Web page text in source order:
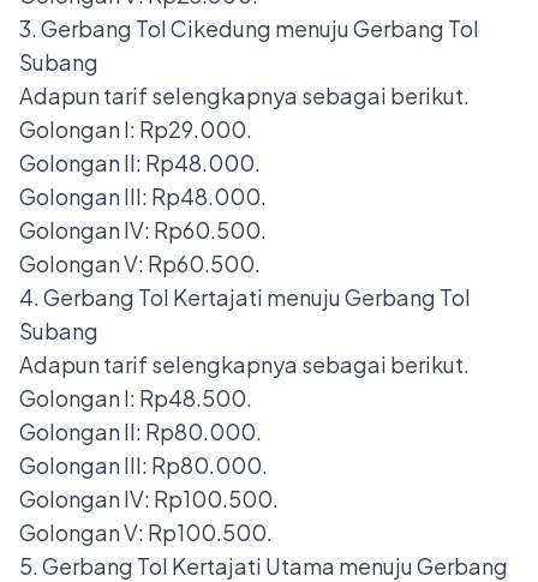
3. Gerbang Tol Cikedung menuju Gerbang Tol
Subang
Adapun tarif selengkapnya sebagai berikut.
Golongan I: Rp29.000.
Golongan II: Rp48.000.
Golongan III: Rp48.000.
Golongan IV: Rp60.500.
Golongan V: Rp60.500.
4. Gerbang Tol Kertajati menuju Gerbang Tol
Subang
Adapun tarif selengkapnya sebagai berikut.
Golongan I: Rp48.500.
Golongan II: Rp80.000.
Golongan III: Rp80.000.
Golongan IV: Rp100.500.
Golongan V: Rp100.500.
5. Gerbang Tol Kertajati Utama menuju Gerbang